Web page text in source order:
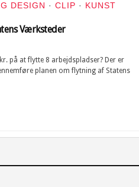
DESIGN · CLIP · KUNST
Værksteder
på at flytte 8 arbejdspladser? Der er
planen om flytning af Statens